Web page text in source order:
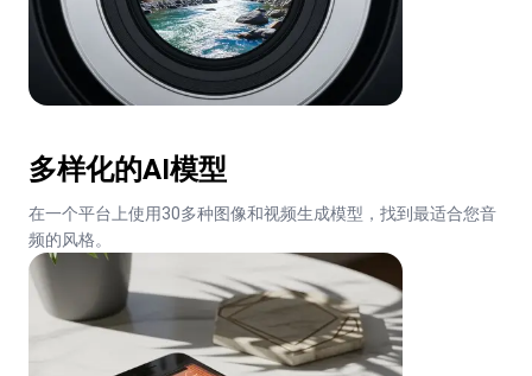
多样化的AI模型
在一个平台上使用30多种图像和视频生成模型，找到最适合您音
频的风格。